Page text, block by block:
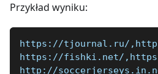
Przykład wyniku:
https://tjournal.ru/
https://fishki.net/
http://